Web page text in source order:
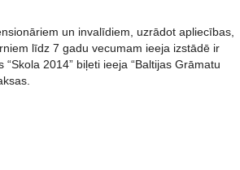
un invalīdiem, uzrādot apliecības,
līdz 7 gadu vecumam ieeja izstādē ir
“Skola 2014” biļeti ieeja “Baltijas Grāmatu